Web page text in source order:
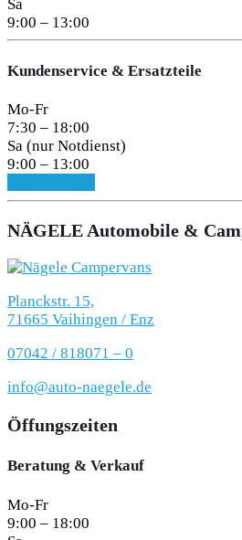
Sa
9:00 – 13:00
Kundenservice & Ersatzteile
Mo-Fr
7:30 – 18:00
Sa (nur Notdienst)
9:00 – 13:00
NÄGELE Automobile &
Planckstr. 15,
71665 Vaihingen / Enz
07042 / 818071 – 0
info@auto-naegele.de
Öffungszeiten
Beratung & Verkauf
Mo-Fr
9:00 – 18:00